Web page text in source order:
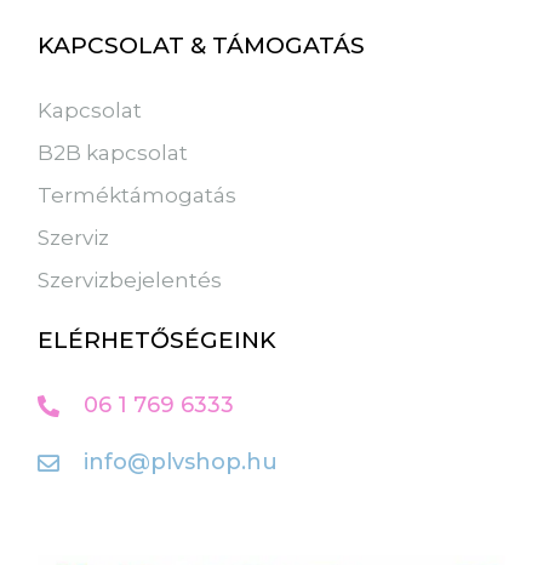
KAPCSOLAT & TÁMOGATÁS
Kapcsolat
B2B kapcsolat
Terméktámogatás
Szerviz
Szervizbejelentés
ELÉRHETŐSÉGEINK
06 1 769 6333
info@plvshop.hu